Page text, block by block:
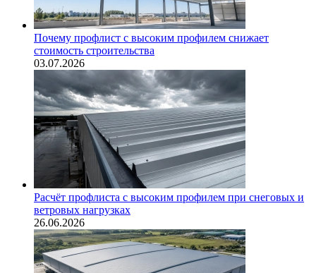
Почему профлист с высоким профилем снижает
стоимость строительства
03.07.2026
Расчёт профлиста с высоким профилем при снеговых и
ветровых нагрузках
26.06.2026